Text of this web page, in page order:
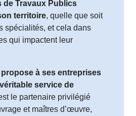
de Travaux Publics
territoire, quelle que soit
spécialités, et cela dans
qui impactent leur
propose à ses entreprises
service de
le partenaire privilégié
et maîtres d’œuvre,